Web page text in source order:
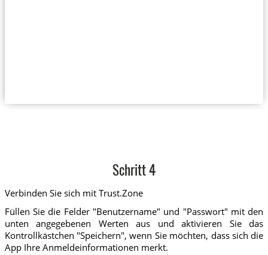
Schritt 4
Verbinden Sie sich mit Trust.Zone
Füllen Sie die Felder "Benutzername" und "Passwort" mit den
unten angegebenen Werten aus und aktivieren Sie das
Kontrollkästchen "Speichern", wenn Sie möchten, dass sich die
App Ihre Anmeldeinformationen merkt.